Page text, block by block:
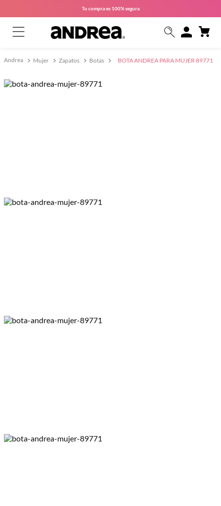
Tu compra es 100% segura
Mujer Zapatos Botas BOTA ANDREA PARA MUJER 89771